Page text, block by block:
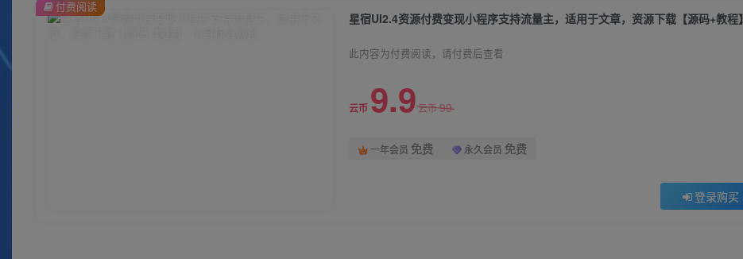
星宿UI2.4资源付费变现小程序支持流量主，适用于文章，资源下载【源码+教程】
此内容为付费阅读，请付费后查看
云币 9.9云币99
一年会员 免费 永久会员 免费
登录购买
付费阅读